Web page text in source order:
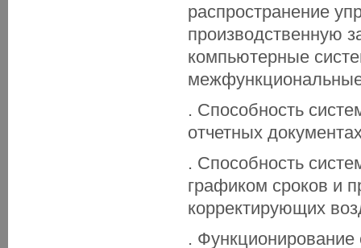
распространение
производственную
компьютерные
. Способность
отчетных
. Способность
графиком сроков и
корректирующих
. Функционирование